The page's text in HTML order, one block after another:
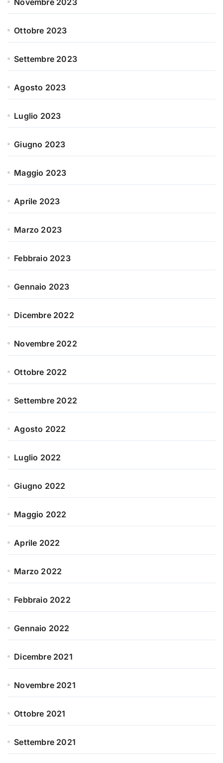
Novembre 2023
Ottobre 2023
Settembre 2023
Agosto 2023
Luglio 2023
Giugno 2023
Maggio 2023
Aprile 2023
Marzo 2023
Febbraio 2023
Gennaio 2023
Dicembre 2022
Novembre 2022
Ottobre 2022
Settembre 2022
Agosto 2022
Luglio 2022
Giugno 2022
Maggio 2022
Aprile 2022
Marzo 2022
Febbraio 2022
Gennaio 2022
Dicembre 2021
Novembre 2021
Ottobre 2021
Settembre 2021